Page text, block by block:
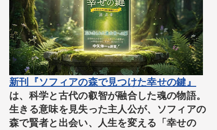
新刊『ソフィアの森で見つけた幸せの鍵』
は、科学と古代の叡智が融合した魂の物語。
生きる意味を見失った主人公が、ソフィアの
森で賢者と出会い、人生を変える「幸せの